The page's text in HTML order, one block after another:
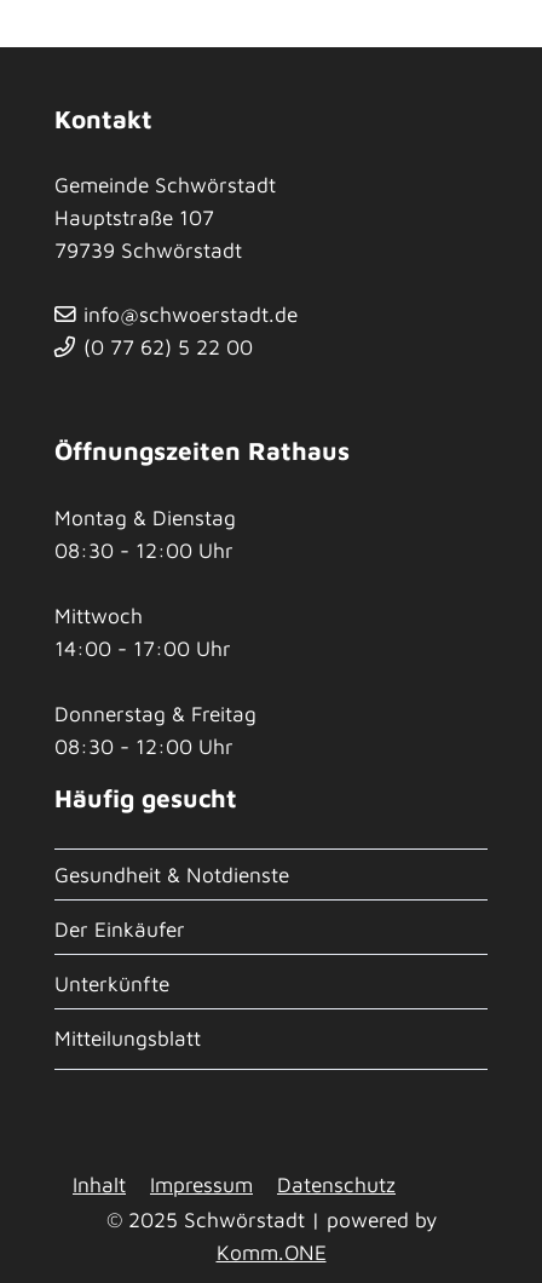
Kontakt
Gemeinde Schwörstadt
Hauptstraße 107
79739 Schwörstadt
info@schwoerstadt.de
(0 77 62) 5 22 00
Öffnungszeiten Rathaus
Montag & Dienstag
08:30 - 12:00 Uhr
Mittwoch
14:00 - 17:00 Uhr
Donnerstag & Freitag
08:30 - 12:00 Uhr
Häufig gesucht
Gesundheit & Notdienste
Der Einkäufer
Unterkünfte
Mitteilungsblatt
Inhalt Impressum
Datenschutz
© 2025 Schwörstadt | powered by
Komm.ONE